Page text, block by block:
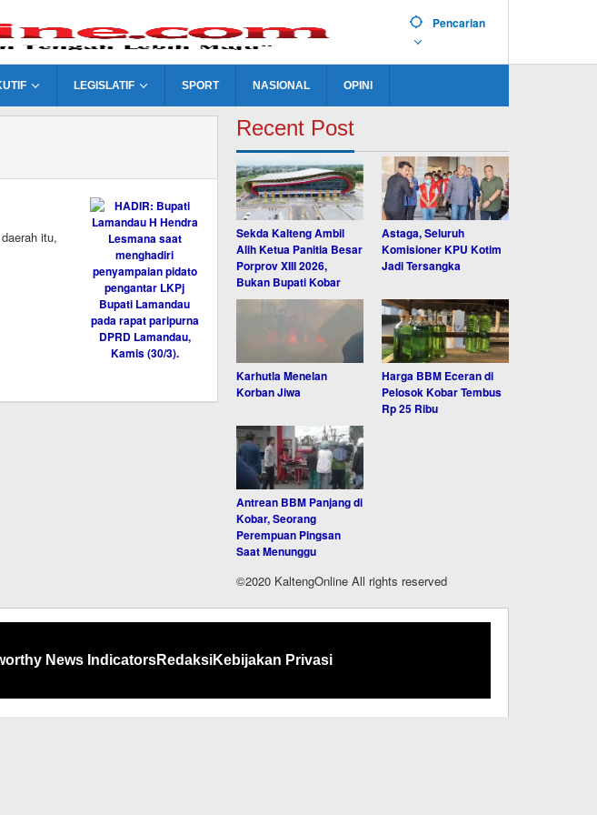
Pencarian
LEGISLATIF SPORT NASIONAL OPINI
itu,
Recent Post
Sekda Kalteng Ambil
Alih Ketua Panitia Besar
Porprov XIII 2026,
Bukan Bupati Kobar
Astaga, Seluruh
Komisioner KPU Kotim
Jadi Tersangka
Karhutla Menelan
Korban Jiwa
Harga BBM Eceran di
Pelosok Kobar Tembus
Rp 25 Ribu
Antrean BBM Panjang di
Kobar, Seorang
Perempuan Pingsan
Saat Menunggu
©2020 KaltengOnline All rights reserved
News IndicatorsRedaksiKebijakan Privasi